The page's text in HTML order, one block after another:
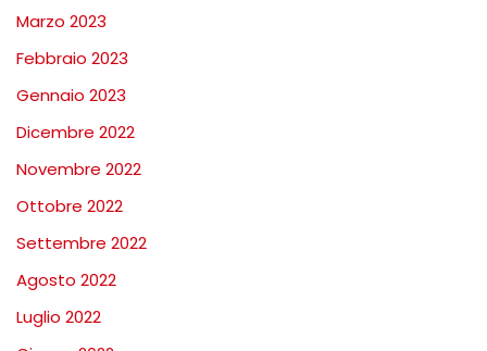
Marzo 2023
Febbraio 2023
Gennaio 2023
Dicembre 2022
Novembre 2022
Ottobre 2022
Settembre 2022
Agosto 2022
Luglio 2022